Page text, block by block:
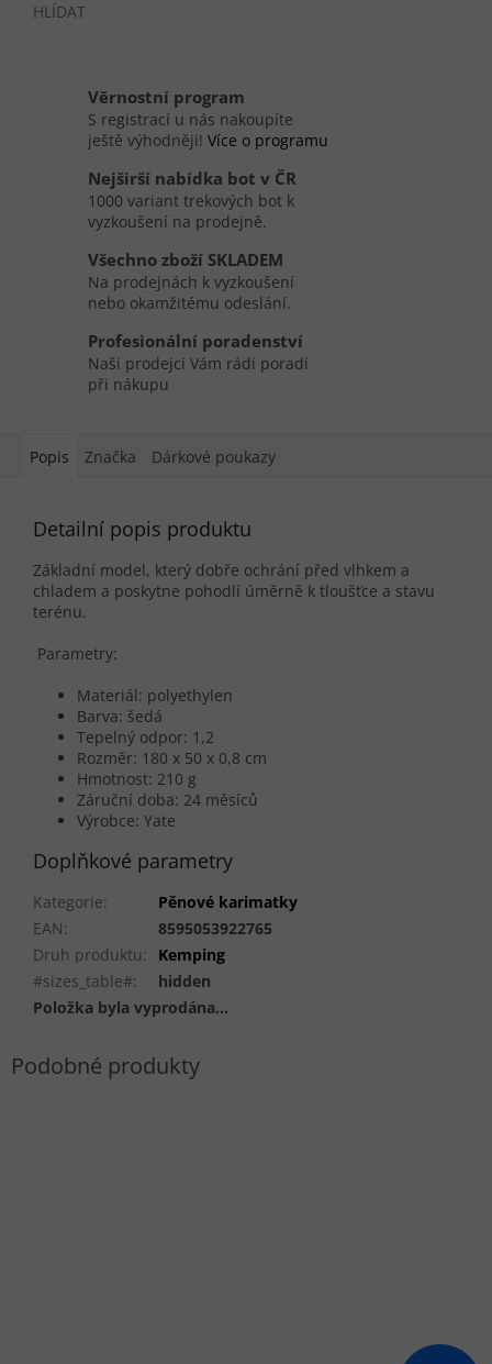
HLÍDAT
Věrnostní program
S registrací u nás nakoupíte
ještě výhodněji! Více o programu
Nejširší nabídka bot v ČR
1000 variant trekových bot k
vyzkoušení na prodejně.
Všechno zboží SKLADEM
Na prodejnách k vyzkoušení
nebo okamžitému odeslání.
Profesionální poradenství
Naši prodejci Vám rádi poradí
při nákupu
Popis Značka Dárkové poukazy
Detailní popis produktu
Základní model, který dobře ochrání před vlhkem a
chladem a poskytne pohodlí úměrně k tloušťce a stavu
terénu.
Parametry:
Materiál: polyethylen
Barva: šedá
Tepelný odpor: 1,2
Rozměr: 180 x 50 x 0,8 cm
Hmotnost: 210 g
Záruční doba: 24 měsíců
Výrobce: Yate
Doplňkové parametry
Kategorie:
Pěnové karimatky
EAN:
8595053922765
Druh produktu:
Kemping
#sizes_table#:
hidden
Položka byla vyprodána…